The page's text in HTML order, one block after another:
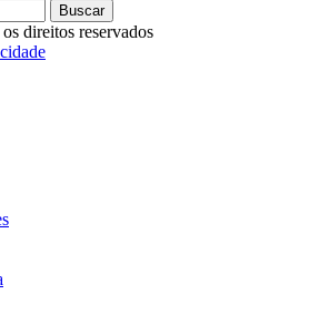
direitos reservados